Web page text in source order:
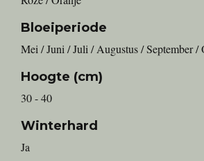
Bloeiperiode
Mei / Juni / Juli / Augustus / September /
Hoogte (cm)
30 - 40
Winterhard
Ja